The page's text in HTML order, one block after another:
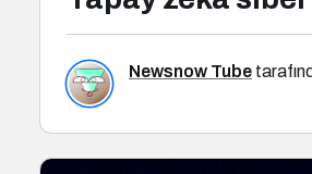
Newsnow Tube